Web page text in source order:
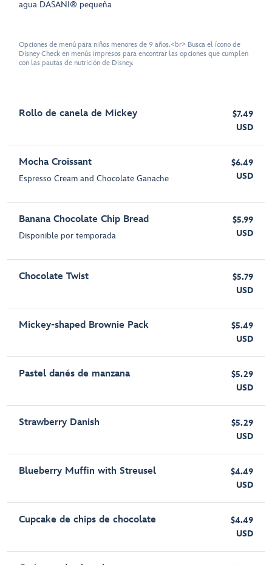
agua DASANI® pequeña
Opciones de menú para niños menores de 9 años.<br> Busca el ícono de
Disney Check en menús impresos para encontrar las opciones que cumplen
con las pautas de nutrición de Disney.
Rollo de canela de Mickey
$7.49
USD
Mocha Croissant
Espresso Cream and Chocolate Ganache
$6.49
USD
Banana Chocolate Chip Bread
Disponible por temporada
$5.99
USD
Chocolate Twist
$5.79
USD
Mickey-shaped Brownie Pack
$5.49
USD
Pastel danés de manzana
$5.29
USD
Strawberry Danish
$5.29
USD
Blueberry Muffin with Streusel
$4.49
USD
Cupcake de chips de chocolate
$4.49
USD